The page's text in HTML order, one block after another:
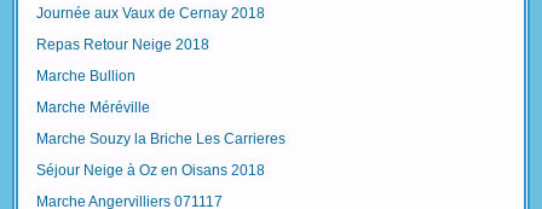
Journée aux Vaux de Cernay 2018
Repas Retour Neige 2018
Marche Bullion
Marche Méréville
Marche Souzy la Briche Les Carrieres
Séjour Neige à Oz en Oisans 2018
Marche Angervilliers 071117